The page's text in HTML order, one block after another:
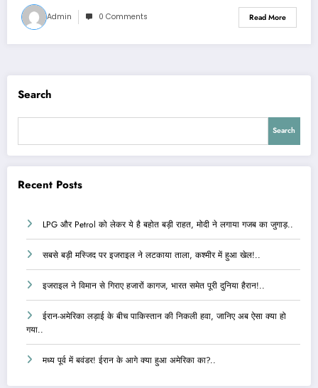
Admin 0 Comments Read More
Search
Search
Recent Posts
LPG और Petrol को लेकर ये है बहोत बड़ी राहत, मोदी ने लगाया गजब का जुगाड़..
सबसे बड़ी मस्जिद पर इजराइल ने लटकाया ताला, कश्मीर में हुआ खेल!..
इजराइल ने विमान से गिराए हजारों कागज, भारत समेत पूरी दुनिया हैरान!..
ईरान-अमेरिका लड़ाई के बीच पाकिस्तान की निकली हवा, जानिए अब ऐसा क्या हो
गया..
मध्य पूर्व में बवंडर! ईरान के आगे क्या हुआ अमेरिका का?..